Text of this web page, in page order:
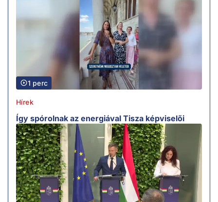
1 perc
Hírek
Így spórolnak az energiával Tisza képviselői